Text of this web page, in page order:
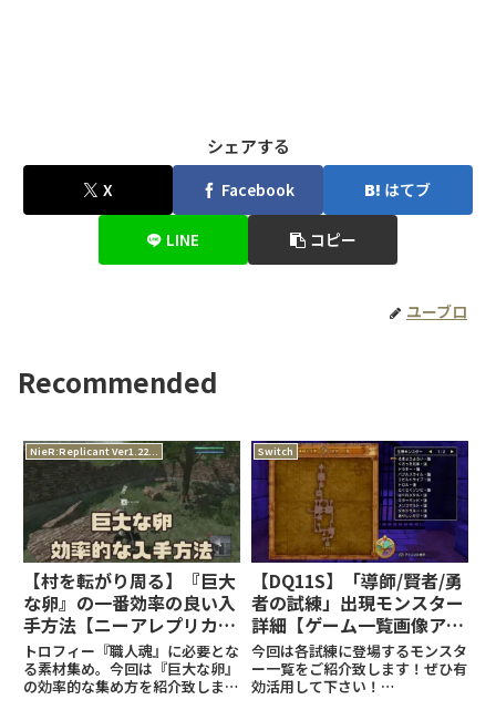
シェアする
X Facebook はてブ
LINE コピー
ユーブロ
Recommended
NieR:Replicant Ver1.22...
【村を転がり周る】『巨大
な卵』の一番効率の良い入
手方法【ニーアレプリカン
トver1.22…】
トロフィー『職人魂』に必要とな
る素材集め。今回は『巨大な卵』
の効率的な集め方を紹介致しま
Switch
【DQ11S】「導師/賢者/勇
者の試練」出現モンスター
詳細【ゲーム一覧画像ア
リ】
今回は各試練に登場するモンスタ
ー一覧をご紹介致します！ぜひ有
効活用して下さい！